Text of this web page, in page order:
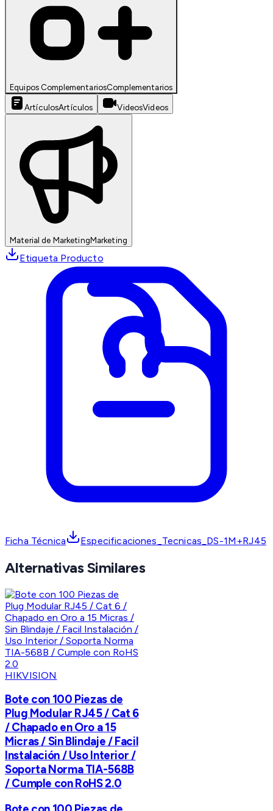
Equipos ComplementariosComplementarios
ArtículosArtículos VideosVideos
Material de MarketingMarketing
Etiqueta Producto
Ficha Técnica Especificaciones_Tecnicas_DS-1M+RJ45
Alternativas Similares
HIKVISION
Bote con 100 Piezas de
Plug Modular RJ45 / Cat 6
/ Chapado en Oro a 15
Micras / Sin Blindaje / Facil
Instalación / Uso Interior /
Soporta Norma TIA-568B
/ Cumple con RoHS 2.0